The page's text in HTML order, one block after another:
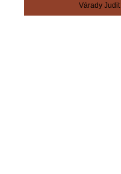
Várady Judit